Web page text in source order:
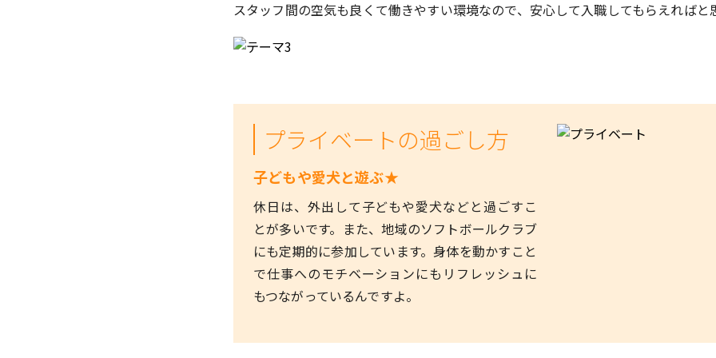
スタッフ間の空気も良くて働きやすい環境なので、安心して入職してもらえればと
プライベートの過ごし方
子どもや愛犬と遊ぶ★
休日は、外出して子どもや愛犬などと過ごすこ
とが多いです。また、地域のソフトボールクラブ
にも定期的に参加しています。身体を動かすこと
で仕事へのモチベーションにもリフレッシュに
もつながっているんですよ。